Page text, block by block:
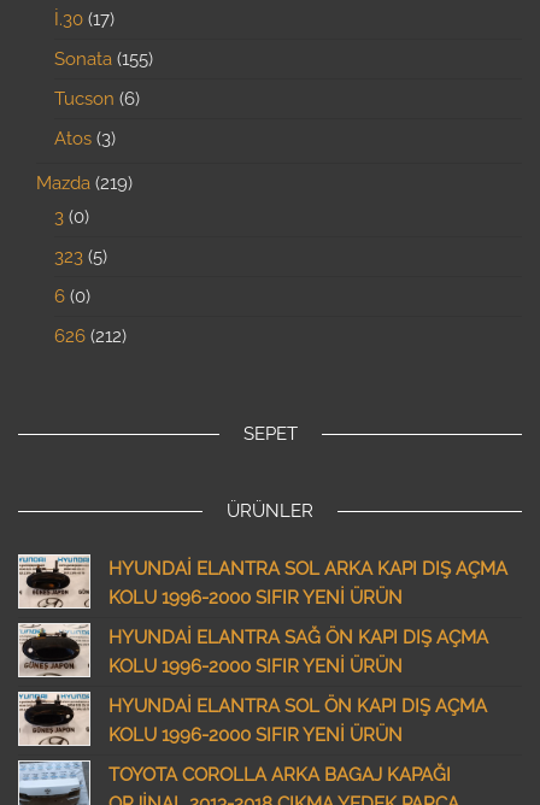
İ.30 17
Sonata 155
Tucson 6
Atos 3
Mazda 219
3 0
323 5
6 0
626 212
SEPET
ÜRÜNLER
HYUNDAİ ELANTRA SOL ARKA KAPI DIŞ AÇMA
KOLU 1996-2000 SIFIR YENİ ÜRÜN
HYUNDAİ ELANTRA SAĞ ÖN KAPI DIŞ AÇMA
KOLU 1996-2000 SIFIR YENİ ÜRÜN
HYUNDAİ ELANTRA SOL ÖN KAPI DIŞ AÇMA
KOLU 1996-2000 SIFIR YENİ ÜRÜN
TOYOTA COROLLA ARKA BAGAJ KAPAĞI